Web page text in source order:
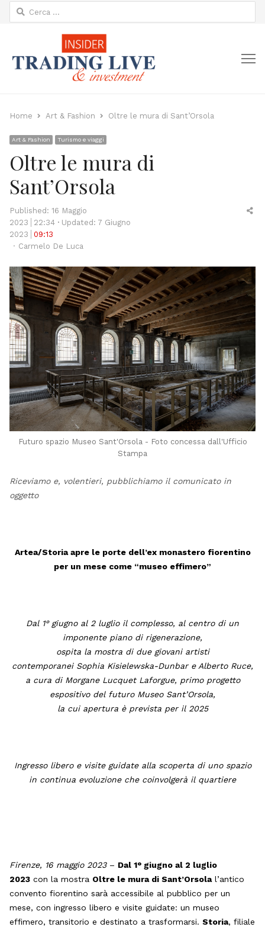
Ricerca
per:
Home Art & Fashion Oltre le mura di Sant’Orsola
Art & Fashion Turismo e viaggi
Oltre le mura di
Sant’Orsola
Published: 16 Maggio
2023
22:34
Updated: 7 Giugno
2023
09:13
Author
Carmelo De Luca
Futuro spazio Museo Sant'Orsola - Foto concessa dall'Ufficio
Stampa
Riceviamo e, volentieri, pubblichiamo il comunicato in
oggetto
Artea/Storia apre le porte dell’ex monastero fiorentino
per un mese come “museo effimero”
Dal 1° giugno al 2 luglio il complesso, al centro di un
imponente piano di rigenerazione,
ospita la mostra di due giovaniartisti
contemporanei Sophia Kisielewska-Dunbar e Alberto Ruce,
a cura di Morgane Lucquet Laforgue, primo progetto
espositivo del futuro Museo Sant’Orsola,
la cui apertura è prevista per il 2025
Ingresso libero e visite guidate alla scoperta di uno spazio
in continua evoluzione che coinvolgerà il quartiere
Firenze, 16 maggio 2023– Dal 1° giugno al 2 luglio
2023con la mostra Oltre le mura di Sant’Orsolal’antico
convento fiorentino sarà accessibile al pubblico per un
mese, con ingresso libero e visite guidate: un museo
effimero, transitorio e destinato a trasformarsi. Storia, filiale